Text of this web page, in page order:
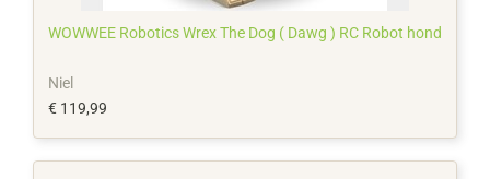
WOWWEE Robotics Wrex The Dog ( Dawg ) RC Robot hond
Niel
€ 119,99